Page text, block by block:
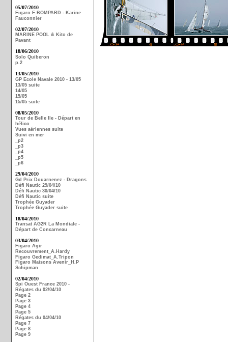
05/07/2010
Figaro E.BOMPARD - Karine
Fauconnier
02/07/2010
MARINE POOL & Kito de
Pavant
18/06/2010
Solo Quiberon
p.2
13/05/2010
GP Ecole Navale 2010 - 13/05
13/05 suite
14/05
15/05
15/05 suite
08/05/2010
Tour de Belle Ile - Départ en
hélico
Vues aériennes suite
Suivi en mer
_p2
_p3
_p4
_p5
_p6
29/04/2010
Gd Prix Douarnenez - Dragons
Défi Nautic 29/04/10
Défi Nautic 30/04/10
Défi Nautic suite
Trophée Guyader
Trophée Guyader suite
18/04/2010
Transat AG2R La Mondiale -
Départ de Concarneau
03/04/2010
Figaro Agir
Recouvrement_A.Hardy
Figaro Gedimat_A.Tripon
Figaro Maisons Avenir_H.P
Schipman
02/04/2010
Spi Ouest France 2010 -
Régates du 02/04/10
Page 2
Page 3
Page 4
Page 5
Régates du 04/04/10
Page 7
Page 8
Page 9